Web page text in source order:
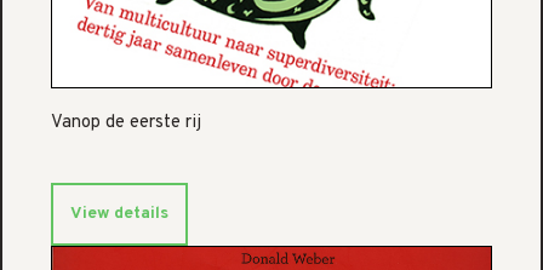
Vanop de eerste rij
View details